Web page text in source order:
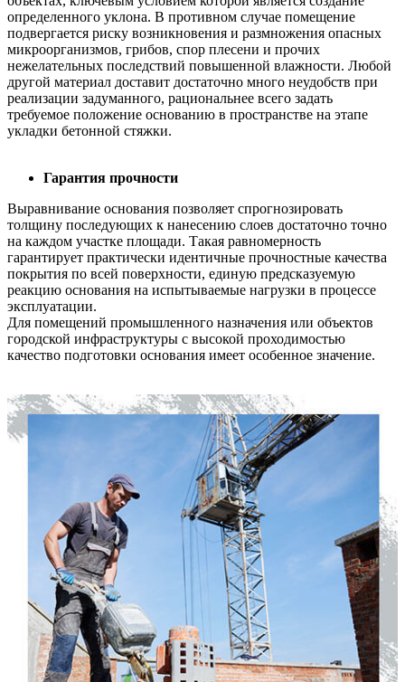
определенного уклона. В противном случае помещение
подвергается риску возникновения и размножения опасных
микроорганизмов, грибов, спор плесени и прочих
нежелательных последствий повышенной влажности. Любой
другой материал доставит достаточно много неудобств при
реализации задуманного, рациональнее всего задать
требуемое положение основанию в пространстве на этапе
укладки бетонной стяжки.
Гарантия прочности
Выравнивание основания позволяет спрогнозировать
толщину последующих к нанесению слоев достаточно точно
на каждом участке площади. Такая равномерность
гарантирует практически идентичные прочностные качества
покрытия по всей поверхности, единую предсказуемую
реакцию основания на испытываемые нагрузки в процессе
эксплуатации.
Для помещений промышленного назначения или объектов
городской инфраструктуры с высокой проходимостью
качество подготовки основания имеет особенное значение.